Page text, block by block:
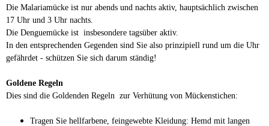
Die Malariamücke ist nur abends und nachts aktiv, hauptsächlich zwischen
17 Uhr und 3 Uhr nachts.
Die Denguemücke ist insbesondere tagsüber aktiv.
In den entsprechenden Gegenden sind Sie also prinzipiell rund um die Uhr
gefährdet - schützen Sie sich darum ständig!
Goldene Regeln
Dies sind die Goldenden Regeln zur Verhütung von Mückenstichen:
Tragen Sie hellfarbene, feingewebte Kleidung: Hemd mit langen